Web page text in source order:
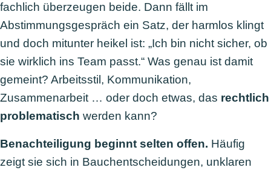
fachlich überzeugen beide. Dann fällt im
Abstimmungsgespräch ein Satz, der harmlos klingt
und doch mitunter heikel ist: „Ich bin nicht sicher, ob
sie wirklich ins Team passt.“ Was genau ist damit
gemeint? Arbeitsstil, Kommunikation,
Zusammenarbeit … oder doch etwas, das rechtlich
problematisch werden kann?
Benachteiligung beginnt selten offen. Häufig
zeigt sie sich in Bauchentscheidungen, unklaren